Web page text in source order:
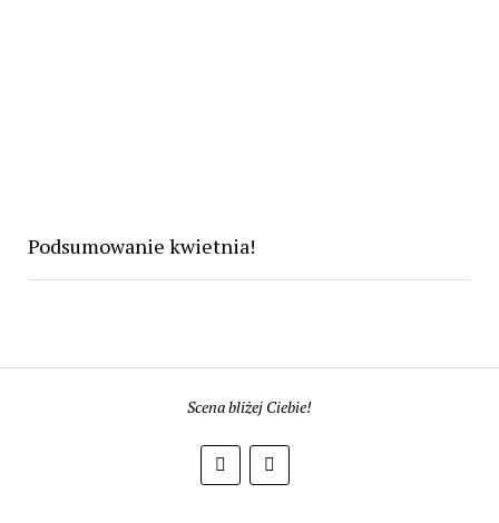
Podsumowanie kwietnia!
Scena bliżej Ciebie!